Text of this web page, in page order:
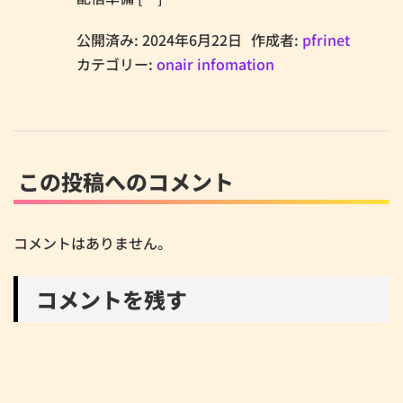
公開済み: 2024年6月22日 作成者: pfrinet
カテゴリー: onair infomation
この投稿へのコメント
コメントはありません。
コメントを残す